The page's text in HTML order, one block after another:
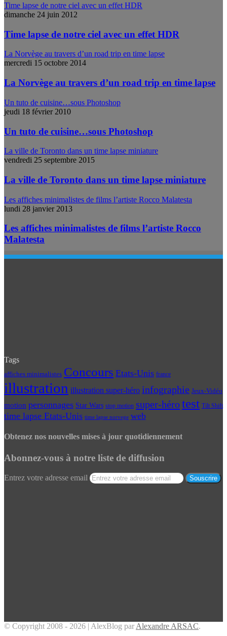
Time lapse de notre ciel avec un effet HDR
dimanche 24 juin 2012
Time lapse de notre ciel avec un effet HDR
La Norvège au travers d’un road trip en time lapse
mercredi 15 octobre 2014
La Norvège au travers d’un road trip en time lapse
Un tuto de cuisine…sous Photoshop
jeudi 18 février 2010
Un tuto de cuisine…sous Photoshop
La ville de Toronto dans un time lapse miniature
vendredi 25 septembre 2015
La ville de Toronto dans un time lapse miniature
Les affiches minimalistes de films l’artiste Rocco Malatesta
lundi 28 janvier 2013
Les affiches minimalistes de films l’artiste Rocco
Malatesta
Tags
affiches minimalistes Concours Etats-Unis france
illustration illustration super-héro infographie Jeux-Vidéo
motion personnages Star Wars stop motion super-hérotest Tilt Shift
time lapse Etats-Unis time lapse norvege web
Obtenez nos nouvelles mises à jour quotidiennement
Abonnez-vous à notre liste de diffusion
Entrez votre adresse email
© Copyright 2008 - 2026 | AlexBlog par Alexandre ARSAC.